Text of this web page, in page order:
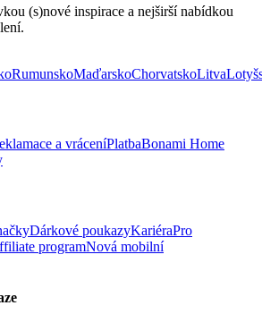
(s)nové inspirace a nejširší nabídkou
RumunskoMaďarskoChorvatskoLitva
a vráceníPlatbaBonami Home
Dárkové poukazyKariéraPro
programNová mobilní